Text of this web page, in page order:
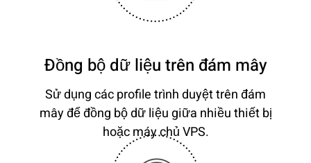
Đồng bộ dữ liệu trên đám mây
Sử dụng các profile trình duyệt trên đám
mây để đồng bộ dữ liệu giữa nhiều thiết bị
hoặc máy chủ VPS.